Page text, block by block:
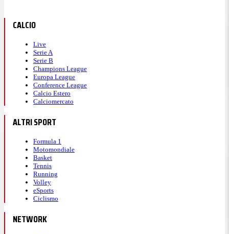
CALCIO
Live
Serie A
Serie B
Champions League
Europa League
Conference League
Calcio Estero
Calciomercato
ALTRI SPORT
Formula 1
Motomondiale
Basket
Tennis
Running
Volley
eSports
Ciclismo
NETWORK